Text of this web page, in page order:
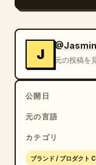
たり、微笑んだり
れて振り返った
称賛の自然な表情
べたまま、カメ
は、温かい夕日
もので、三つ編み
スタイルノート：
ハイエンドなファ
J 元の投稿を
公開日
元の言語
カテゴリ
ブランド / プロダクト